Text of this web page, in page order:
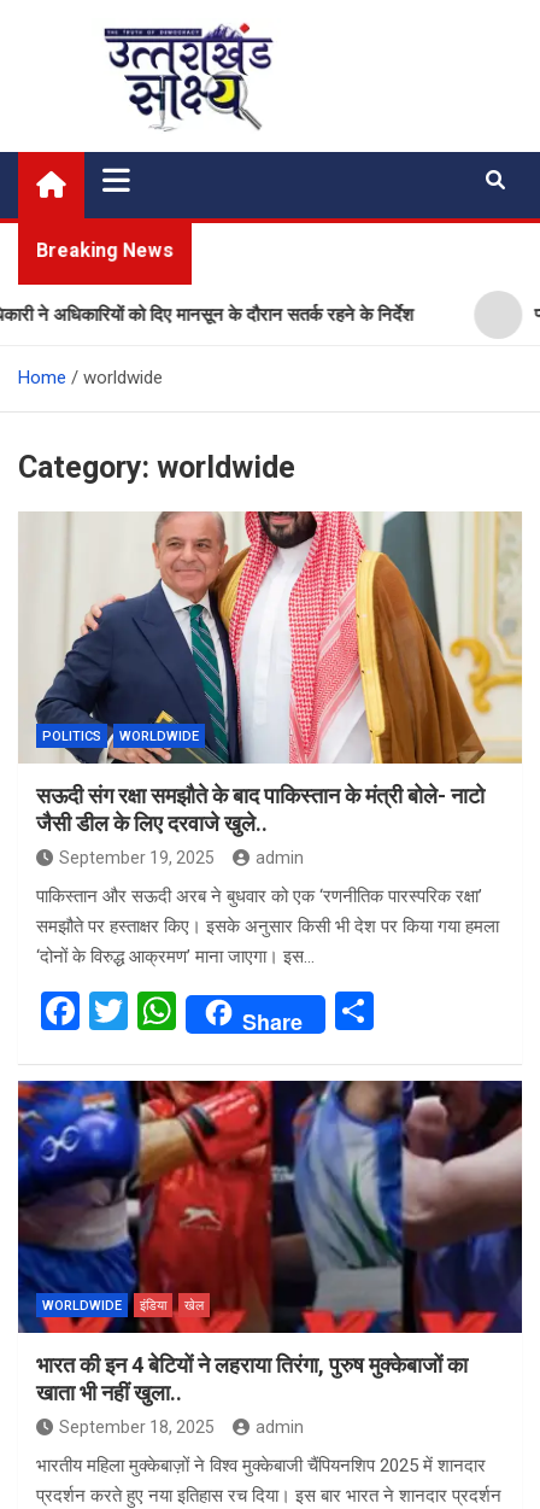
Uttarakhand Shakshya
My News Portal
Breaking News
को दिए मानसून के दौरान सतर्क रहने के निर्देश
Home worldwide
Category: worldwide
POLITICS WORLDWIDE
सऊदी संग रक्षा समझौते के बाद पाकिस्तान के मंत्री बोले- नाटो
जैसी डील के लिए दरवाजे खुले..
September 19, 2025 admin
पाकिस्तान और सऊदी अरब ने बुधवार को एक ‘रणनीतिक पारस्परिक रक्षा’
समझौते पर हस्ताक्षर किए। इसके अनुसार किसी भी देश पर किया गया हमला
‘दोनों के विरुद्ध आक्रमण’ माना जाएगा। इस…
F
ce
b
o
o
k
T
tt
er
W
h
at
s
A
p
p
Share
ar
e
WORLDWIDE इंडिया खेल
भारत की इन 4 बेटियों ने लहराया तिरंगा, पुरुष मुक्केबाजों का
खाता भी नहीं खुला..
September 18, 2025 admin
भारतीय महिला मुक्केबाज़ों ने विश्व मुक्केबाजी चैंपियनशिप 2025 में शानदार
प्रदर्शन करते हुए नया इतिहास रच दिया। इस बार भारत ने शानदार प्रदर्शन